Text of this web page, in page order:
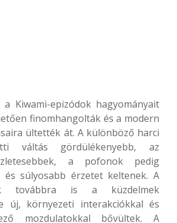
Kiwami-epizódok hagyományait
finomhangolták és a modern
ültették át. A különböző harci
váltás gördülékenyebb, az
a pofonok pedig
és súlyosabb érzetet keltenek. A
továbbra is a küzdelmek
új, környezeti interakciókkal és
mozdulatokkal bővültek. A